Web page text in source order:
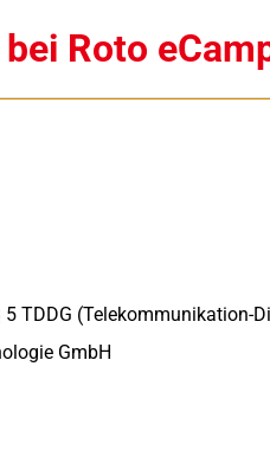
Roto
TDDG (Telekommunikation-
GmbH